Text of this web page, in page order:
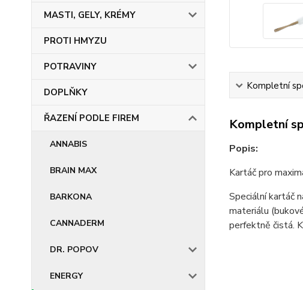
MASTI, GELY, KRÉMY
PROTI HMYZU
POTRAVINY
DOPLŇKY
ŘAZENÍ PODLE FIREM
ANNABIS
BRAIN MAX
BARKONA
CANNADERM
DR. POPOV
ENERGY
Kompletní
Kompletní
Popis:
Kartáč pro
Speciální kartáč
materiálu
perfektně čistá.